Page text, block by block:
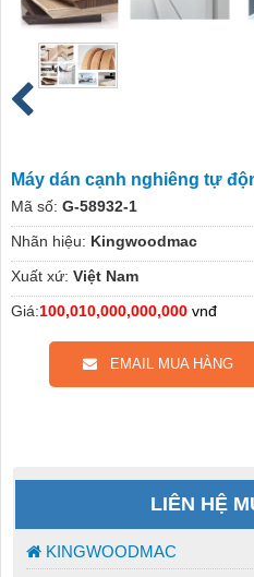
Máy dán cạnh nghiêng tự
Mã số: G-58932-1
Nhãn hiệu: Kingwoodmac
Xuất xứ: Việt Nam
Giá:100,010,000,000,000 vnđ
EMAIL MUA HÀNG
LIÊN HỆ
KINGWOODMAC